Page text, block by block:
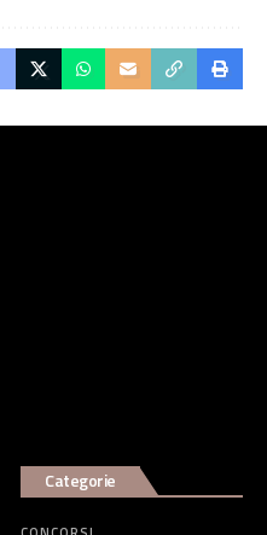
Categorie